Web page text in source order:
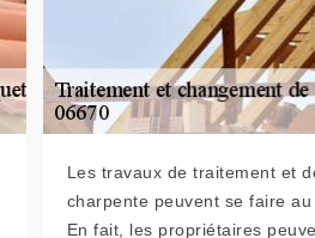
Les travaux de traitement et
charpente peuvent se faire
En fait, les propriétaires